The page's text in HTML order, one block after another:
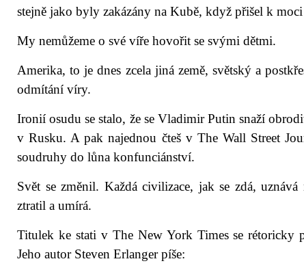
stejně jako byly zakázány na Kubě, když přišel k
My nemůžeme o své víře hovořit se svými dětmi.
Amerika, to je dnes zcela jiná země, světský a
odmítání víry.
Ironií osudu se stalo, že se Vladimir Putin snaží
v Rusku. A pak najednou čteš v The Wall Street
soudruhy do lůna konfunciánství.
Svět se změnil. Každá civilizace, jak se zdá,
ztratil a umírá.
Titulek ke stati v The New York Times se rétoricky
Jeho autor Steven Erlanger píše: